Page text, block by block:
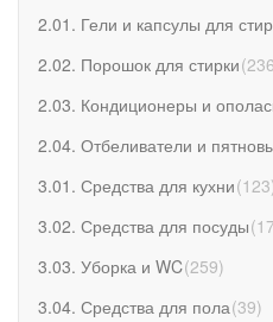
2.01. Гели и капсулы для
2.02. Порошок для стирки(236
2.03. Кондиционеры и
2.04. Отбеливатели и
3.01. Средства для кухни(123
3.02. Средства для посуды(
3.03. Уборка и WC(259)
3.04. Средства для пола(39)